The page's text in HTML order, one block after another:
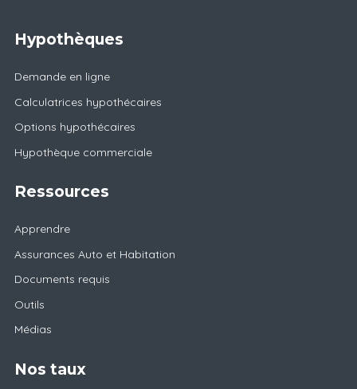
Hypothèques
Demande en ligne
Calculatrices hypothécaires
Options hypothécaires
Hypothèque commerciale
Ressources
Apprendre
Assurances Auto et Habitation
Documents requis
Outils
Médias
Nos taux